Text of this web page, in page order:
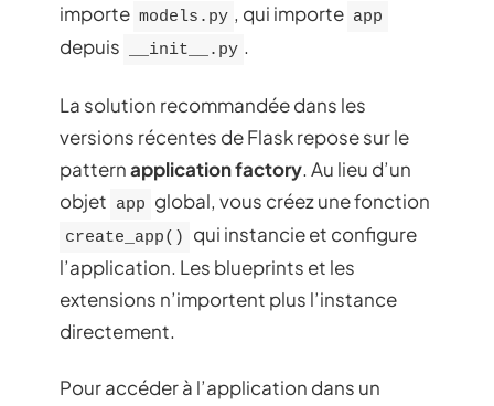
importe models.py , qui importe app
depuis __init__.py .
La solution recommandée dans les
versions récentes de Flask repose sur le
patternapplication factory. Au lieu d’un
objet app global, vous créez une fonction
create_app()
qui instancie et configure
l’application. Les blueprints et les
extensions n’importent plus l’instance
directement.
Pour accéder à l’application dans un